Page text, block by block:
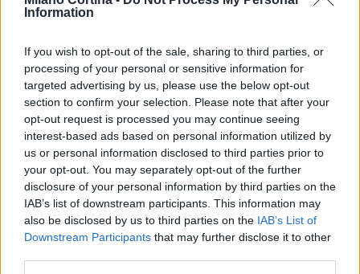
Information
If you wish to opt-out of the sale, sharing to third parties, or
processing of your personal or sensitive information for
targeted advertising by us, please use the below opt-out
section to confirm your selection. Please note that after your
opt-out request is processed you may continue seeing
interest-based ads based on personal information utilized by
us or personal information disclosed to third parties prior to
your opt-out. You may separately opt-out of the further
disclosure of your personal information by third parties on the
IAB’s list of downstream participants. This information may
also be disclosed by us to third parties on the IAB’s List of
Downstream Participants that may further disclose it to other
emozioni e canti
NEWS